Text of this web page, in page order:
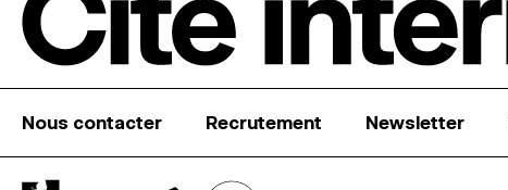
Nous contacter Recrutement Newsletter